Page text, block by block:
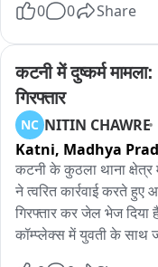
0
0 Share
कटनी में दुष्कर्म
गिरफ्तार
NC NITIN CHAWRE
Katni, Madhya
कटनी के कुठला थाना क्षेत्र
ने त्वरित कार्रवाई करते
गिरफ्तार कर जेल भेज
कॉम्प्लेक्स में युवती के साथ